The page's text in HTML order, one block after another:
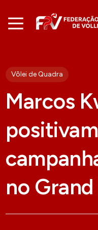
Vôlei de Quadra
Marcos
no